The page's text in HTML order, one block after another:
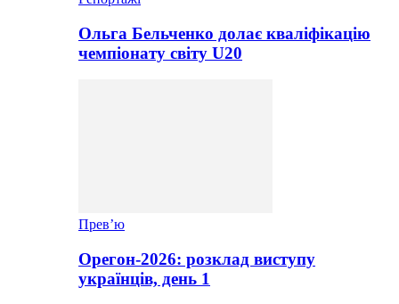
Ольга Бельченко долає кваліфікацію
чемпіонату світу U20
Прев’ю
Орегон-2026: розклад виступу
українців, день 1